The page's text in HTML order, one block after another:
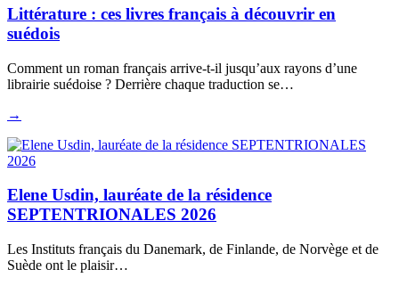
Littérature : ces livres français à découvrir en
suédois
Comment un roman français arrive-t-il jusqu’aux rayons d’une
librairie suédoise ? Derrière chaque traduction se…
→
Elene Usdin, lauréate de la résidence
SEPTENTRIONALES 2026
Les Instituts français du Danemark, de Finlande, de Norvège et de
Suède ont le plaisir…